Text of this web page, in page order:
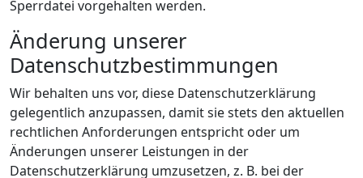
Sperrdatei vorgehalten werden.
Änderung unserer
Datenschutzbestimmungen
Wir behalten uns vor, diese Datenschutzerklärung
gelegentlich anzupassen, damit sie stets den aktuellen
rechtlichen Anforderungen entspricht oder um
Änderungen unserer Leistungen in der
Datenschutzerklärung umzusetzen, z. B. bei der